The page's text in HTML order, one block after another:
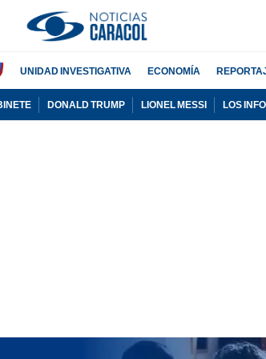
UNIDAD INVESTIGATIVA ECONOMÍA
DONALD TRUMP LIONEL MESSI LOS